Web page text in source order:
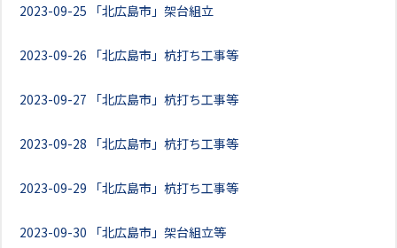
2023-09-25 「北広島市」架台組立
2023-09-26 「北広島市」杭打ち工事等
2023-09-27 「北広島市」杭打ち工事等
2023-09-28 「北広島市」杭打ち工事等
2023-09-29 「北広島市」杭打ち工事等
2023-09-30 「北広島市」架台組立等